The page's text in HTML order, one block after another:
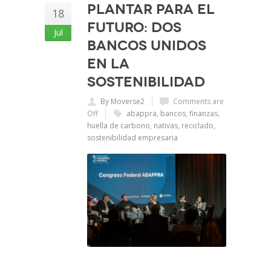
18
Jul
Plantar para el
futuro: dos
bancos unidos
en la
sostenibilidad
By Moverse2
Comments are
Off
abappra, bancos, finanzas,
huella de carbono, nativas, reciclado,
sostenibilidad empresaria